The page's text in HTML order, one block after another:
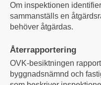
Om inspektionen
sammanställs en
behöver åtgärdas.
Återrapportering
OVK-besiktningen
byggnadsnämnd och